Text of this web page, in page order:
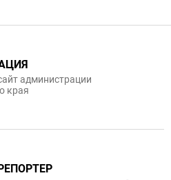
администрации
края